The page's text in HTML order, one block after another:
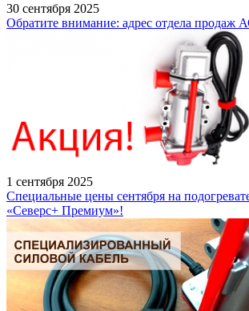
30 сентября 2025
Обратите внимание: адрес отдела
1 сентября 2025
Специальные цены сентября на
«Северс+ Премиум»!